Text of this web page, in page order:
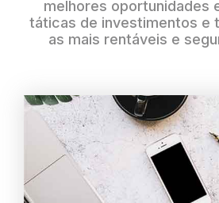
melhores oportunidades
táticas de investimentos e
as mais rentáveis e